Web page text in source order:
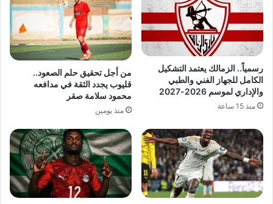
رسمياً.. الزمالك يعتمد التشكيل
الكامل للجهاز الفني والطبي
والإداري لموسم 2026-2027
منذ 15 ساعة
من أجل تحقيق حلم الصعود..
قليوب يجدد الثقة في مدافعه
محمود سلامة صقر
منذ يومين